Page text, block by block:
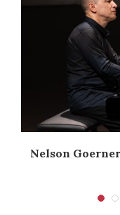
Nelson